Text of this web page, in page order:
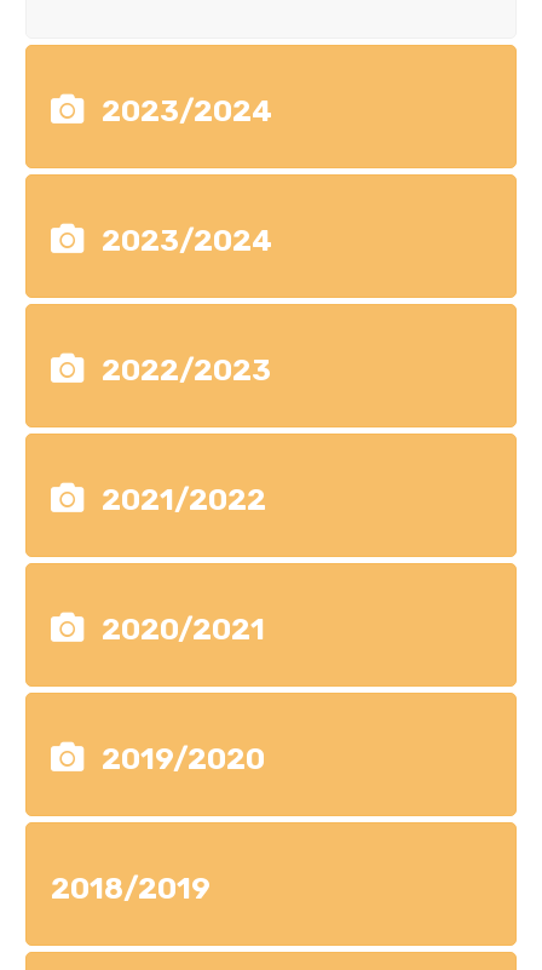
2023/2024
2023/2024
2022/2023
2021/2022
2020/2021
2019/2020
2018/2019